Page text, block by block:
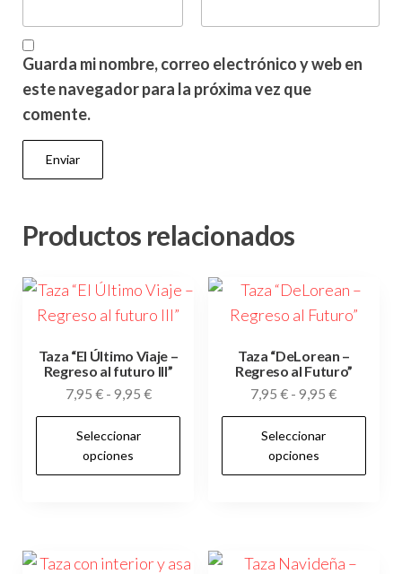
Guarda mi nombre, correo electrónico y web en
este navegador para la próxima vez que
comente.
Productos relacionados
Taza “El Último Viaje –
Regreso al futuro III”
7,95 € - 9,95 €Rango
de
7,95 €
Seleccionar
opciones
Este
tiene
Las
Taza “DeLorean –
Regreso al Futuro”
7,95€ - 9,95€Rango
de
7,95 €
Seleccionar
opciones